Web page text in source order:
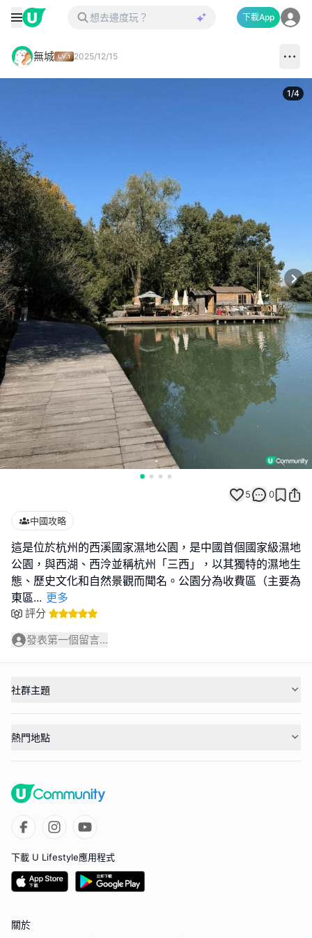
下載App
無城 2025/12/15
1/4
5 0
中國攻略
這是位於杭州的西溪國家濕地公園，是中國首個國家級濕地
公園，與西湖、西泠並稱杭州「三西」，以其獨特的濕地生
態、歷史文化和自然景觀而聞名。公園分為收費區（主要為
東區... 更多
評分
發表第一個留言...
社群主題
熱門地點
下載 U Lifestyle應用程式
關於